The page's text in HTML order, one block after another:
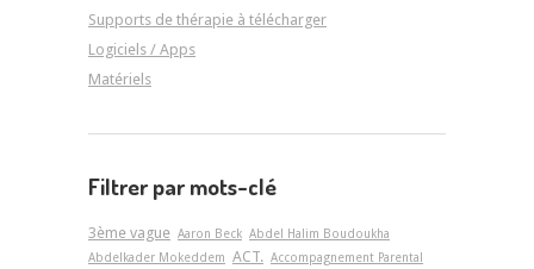
Supports de thérapie à télécharger
Logiciels / Apps
Matériels
Filtrer par mots-clé
3ème vague Aaron Beck Abdel Halim Boudoukha
Abdelkader Mokeddem ACT. Accompagnement Parental